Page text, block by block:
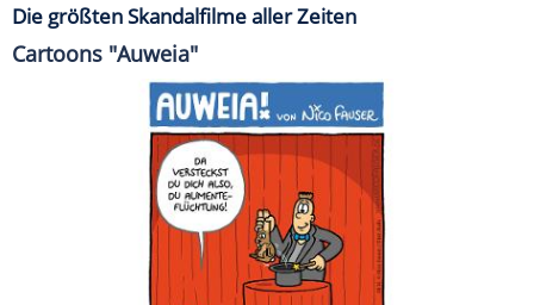
Die größten Skandalfilme aller Zeiten
Cartoons "Auweia"